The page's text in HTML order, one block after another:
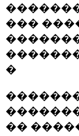
���
�
��